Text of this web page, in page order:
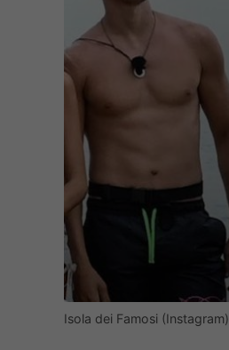
Isola dei Famosi (Instagram)